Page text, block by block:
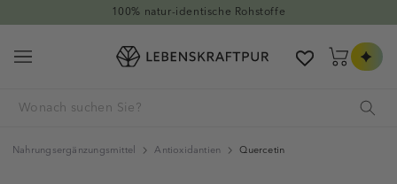
100% natur-identische Rohstoffe
Warenkorb
Nahrungsergänzungsmittel Antioxidantien Quercetin